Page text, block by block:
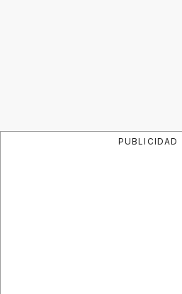
PUBLICIDAD